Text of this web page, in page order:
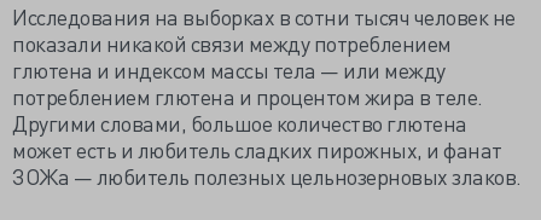
Исследования на выборках в сотни тысяч человек не
показали никакой связи между потреблением
глютена и индексом массы тела — или между
потреблением глютена и процентом жира в теле.
Другими словами, большое количество глютена
может есть и любитель сладких пирожных, и фанат
ЗОЖа — любитель полезных цельнозерновых злаков.